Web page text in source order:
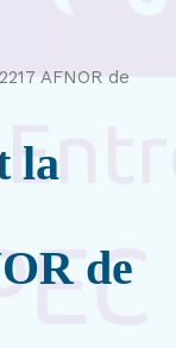
AFNOR de
la
de